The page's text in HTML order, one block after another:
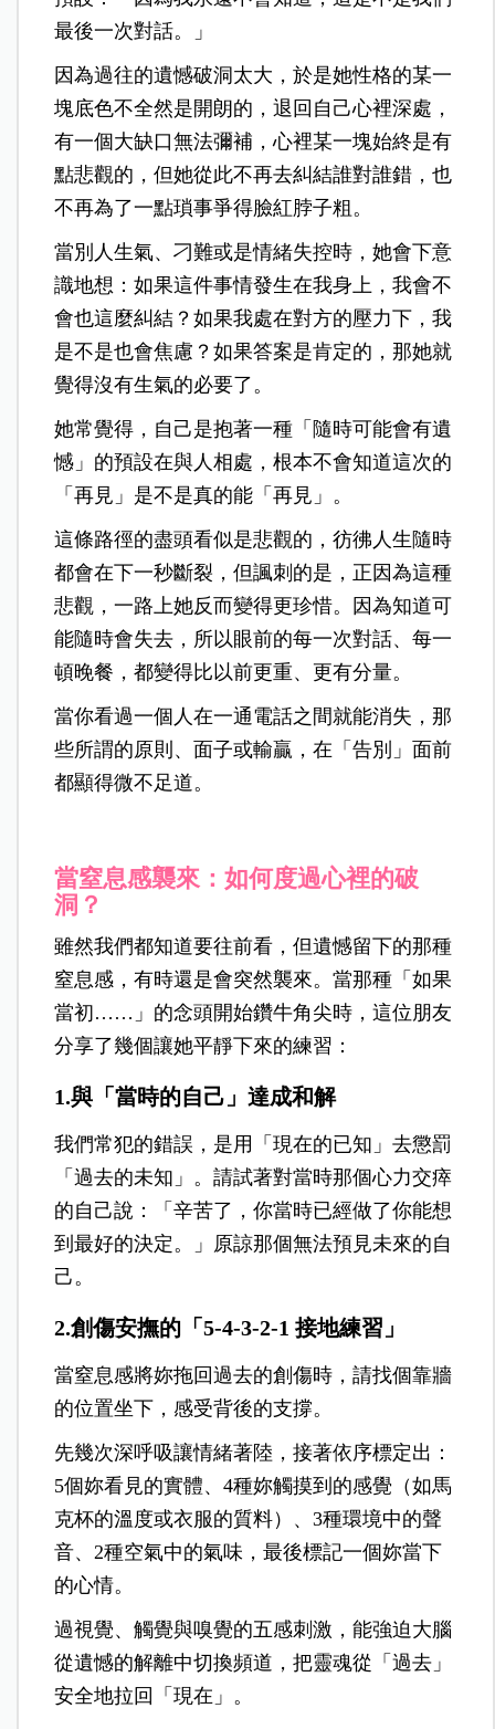
最後一次對話。」
因為過往的遺憾破洞太大，於是她性格的某一
塊底色不全然是開朗的，退回自己心裡深處，
有一個大缺口無法彌補，心裡某一塊始終是有
點悲觀的，但她從此不再去糾結誰對誰錯，也
不再為了一點瑣事爭得臉紅脖子粗。
當別人生氣、刁難或是情緒失控時，她會下意
識地想：如果這件事情發生在我身上，我會不
會也這麼糾結？如果我處在對方的壓力下，我
是不是也會焦慮？如果答案是肯定的，那她就
覺得沒有生氣的必要了。
她常覺得，自己是抱著一種「隨時可能會有遺
憾」的預設在與人相處，根本不會知道這次的
「再見」是不是真的能「再見」。
這條路徑的盡頭看似是悲觀的，彷彿人生隨時
都會在下一秒斷裂，但諷刺的是，正因為這種
悲觀，一路上她反而變得更珍惜。因為知道可
能隨時會失去，所以眼前的每一次對話、每一
頓晚餐，都變得比以前更重、更有分量。
當你看過一個人在一通電話之間就能消失，那
些所謂的原則、面子或輸贏，在「告別」面前
都顯得微不足道。
當窒息感襲來：如何度過心裡的破
洞？
雖然我們都知道要往前看，但遺憾留下的那種
窒息感，有時還是會突然襲來。當那種「如果
當初……」的念頭開始鑽牛角尖時，這位朋友
分享了幾個讓她平靜下來的練習：
1.與「當時的自己」達成和解
我們常犯的錯誤，是用「現在的已知」去懲罰
「過去的未知」。請試著對當時那個心力交瘁
的自己說：「辛苦了，你當時已經做了你能想
到最好的決定。」原諒那個無法預見未來的自
己。
2.創傷安撫的「5-4-3-2-1 接地練習」
當窒息感將妳拖回過去的創傷時，請找個靠牆
的位置坐下，感受背後的支撐。
先幾次深呼吸讓情緒著陸，接著依序標定出：
5個妳看見的實體、4種妳觸摸到的感覺（如馬
克杯的溫度或衣服的質料）、3種環境中的聲
音、2種空氣中的氣味，最後標記一個妳當下
的心情。
過視覺、觸覺與嗅覺的五感刺激，能強迫大腦
從遺憾的解離中切換頻道，把靈魂從「過去」
安全地拉回「現在」。